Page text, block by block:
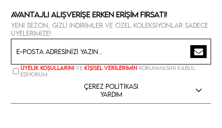
Avantajlı Alışverişe Erken Erişim Fırsatı!
Yeni sezon, gizli indirimler ve özel koleksiyonlar sadece
üyelerimize!
Üyelik koşullarını ve kişisel verilerimin korunmasını kabul
ediyorum.
Çerez Politikası
Yardım